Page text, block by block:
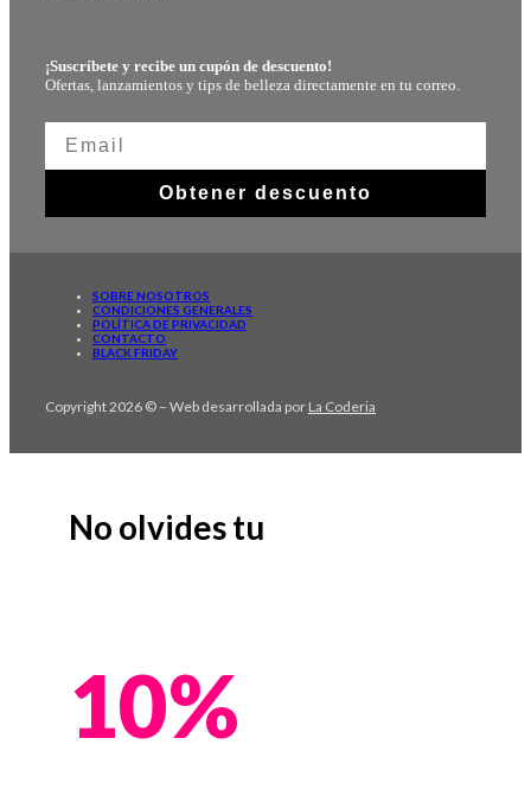
¡Suscríbete y recibe un cupón de descuento!
Ofertas, lanzamientos y tips de belleza directamente en tu correo.
Obtener descuento
SOBRE NOSOTROS
CONDICIONES GENERALES
POLÍTICA DE PRIVACIDAD
CONTACTO
BLACK FRIDAY
Copyright 2026 © – Web desarrollada por La Coderia
No olvides tu
10%